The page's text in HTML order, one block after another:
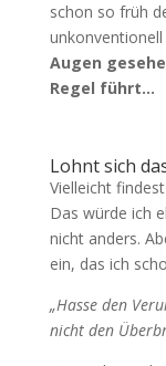
schon so früh
unkonventionell
Augen
Regel führt…
Lohnt sich
Vielleicht
Das würde ich
nicht anders.
ein, das ich
„Hasse den
nicht den